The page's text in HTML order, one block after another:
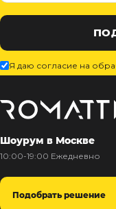
Я даю согласие на
Шоурум в Москве
10:00-19:00 Ежедневно
Подобрать решение